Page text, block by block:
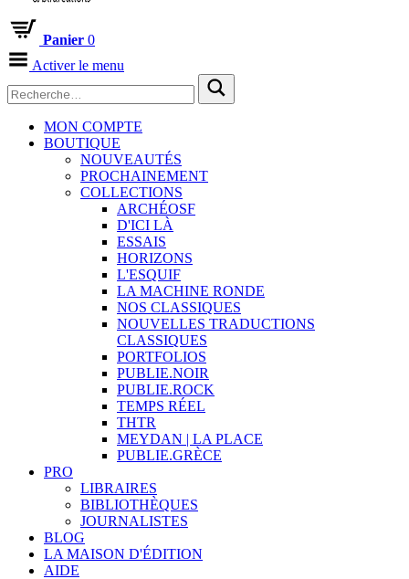
Panier 0
Activer le menu
MON COMPTE
BOUTIQUE
NOUVEAUTÉS
PROCHAINEMENT
COLLECTIONS
ARCHÉOSF
D'ICI LÀ
ESSAIS
HORIZONS
L'ESQUIF
LA MACHINE RONDE
NOS CLASSIQUES
NOUVELLES TRADUCTIONS
CLASSIQUES
PORTFOLIOS
PUBLIE.NOIR
PUBLIE.ROCK
TEMPS RÉEL
THTR
MEYDAN | LA PLACE
PUBLIE.GRÈCE
PRO
LIBRAIRES
BIBLIOTHÈQUES
JOURNALISTES
BLOG
LA MAISON D'ÉDITION
AIDE